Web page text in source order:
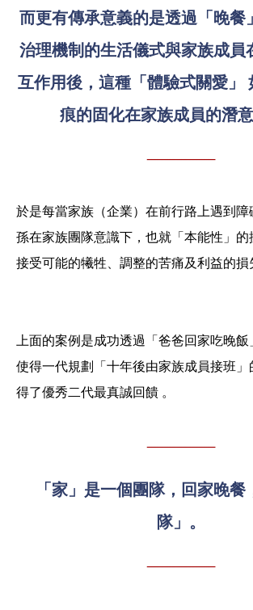
而更有傳承意義的是透過「晚餐
治理機制的生活儀式與家族成員
互作用後， 這種「體驗式關愛」
痕的固化在家族成員的潛
於是每當家族（企業）在前行路上遇到障
孫在家族團隊意識下，也就「本能性」的
接受可能的犧牲、調整的苦痛及利益的損
上面的案例是成功透過「爸爸回家吃晚飯
使得一代規劃「十年後由家族成員接班」
得了優秀二代最真誠回饋 。
「家」是一個團隊，回家晚
隊」。